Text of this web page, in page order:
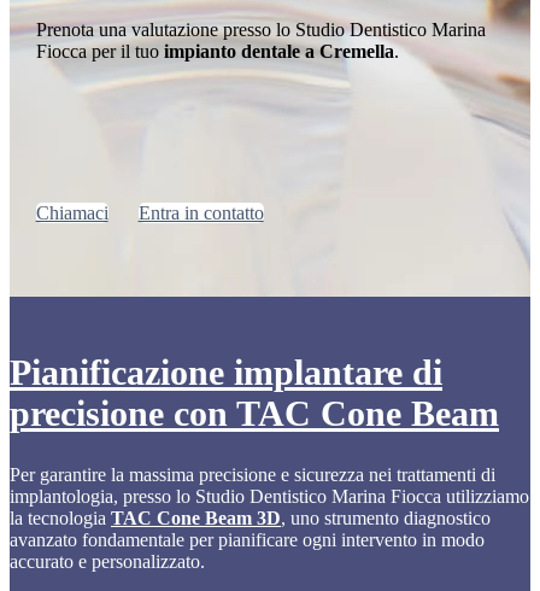
Prenota una valutazione presso lo Studio Dentistico Marina
Fiocca per il tuo impianto dentale a Cremella.
Chiamaci Entra in contatto
Pianificazione implantare di
precisione con TAC Cone Beam
Per garantire la massima precisione e sicurezza nei trattamenti di
implantologia, presso lo Studio Dentistico Marina Fiocca utilizziamo
la tecnologia TAC Cone Beam 3D, uno strumento diagnostico
avanzato fondamentale per pianificare ogni intervento in modo
accurato e personalizzato.